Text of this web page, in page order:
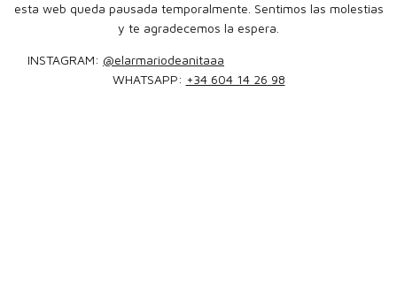
esta web queda pausada temporalmente. Sentimos las molestias
y te agradecemos la espera.
INSTAGRAM: @elarmariodeanitaaa
WHATSAPP: +34 604 14 26 98